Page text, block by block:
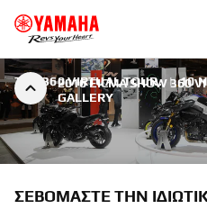
2016 EICMA SHOW 360
GALLERY
THE 360 VIRTUAL TOUR. | 10
ΣΕΒΌΜΑΣΤΕ ΤΗΝ